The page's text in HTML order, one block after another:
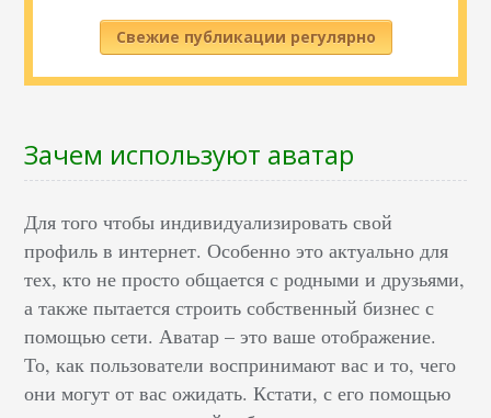
Свежие публикации регулярно
Зачем используют аватар
Для того чтобы индивидуализировать свой
профиль в интернет. Особенно это актуально для
тех, кто не просто общается с родными и друзьями,
а также пытается строить собственный бизнес с
помощью сети. Аватар – это ваше отображение.
То, как пользователи воспринимают вас и то, чего
они могут от вас ожидать. Кстати, с его помощью